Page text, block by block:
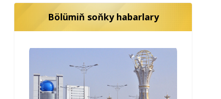
Bölümiň soňky habarlary